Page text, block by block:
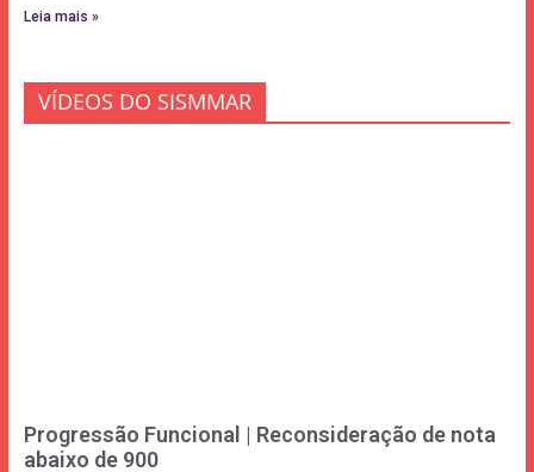
Leia mais »
VÍDEOS DO SISMMAR
Progressão Funcional | Reconsideração de nota
abaixo de 900